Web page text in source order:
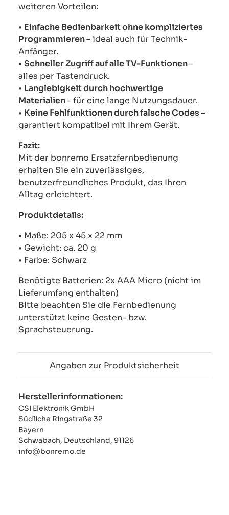
weiteren Vorteilen:
• Einfache Bedienbarkeit ohne kompliziertes
Programmieren– ideal auch für Technik-
Anfänger.
• Schneller Zugriff auf alle TV-Funktionen–
alles per Tastendruck.
• Langlebigkeit durch hochwertige
Materialien– für eine lange Nutzungsdauer.
• Keine Fehlfunktionen durch falsche Codes–
garantiert kompatibel mit Ihrem Gerät.
Fazit:
Mit der bonremo Ersatzfernbedienung
erhalten Sie ein zuverlässiges,
benutzerfreundliches Produkt, das Ihren
Alltag erleichtert.
Produktdetails:
• Maße: 205 x 45 x 22 mm
• Gewicht: ca. 20 g
• Farbe: Schwarz
Benötigte Batterien: 2x AAA Micro (nicht im
Lieferumfang enthalten)
Bitte beachten Sie die Fernbedienung
unterstützt keine Gesten- bzw.
Sprachsteuerung.
Angaben zur Produktsicherheit
Herstellerinformationen:
CSI Elektronik GmbH
Südliche Ringstraße 32
Bayern
Schwabach, Deutschland, 91126
info@bonremo.de